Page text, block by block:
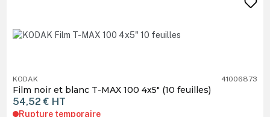
KODAK 41006873
Film noir et blanc T-MAX 100 4x5" (10 feuilles)
54,52 € HT
Rupture temporaire